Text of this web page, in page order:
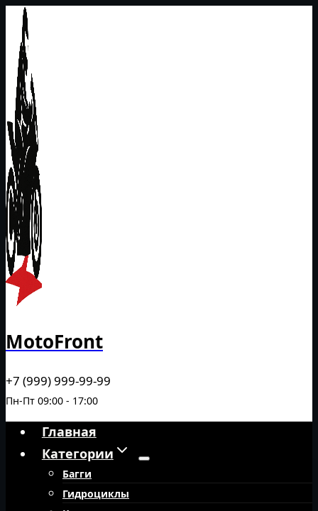
Перейти
содержимому
MotoFront
+7 (999) 999-99-99
Пн-Пт 09:00 - 17:00
Главная
Категории
Багги
Гидроциклы